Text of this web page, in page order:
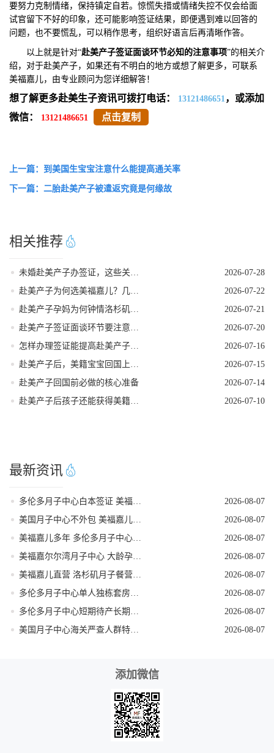
要努力克制情绪，保持镇定自若。惊慌失措或情绪失控不仅会给面
试官留下不好的印象，还可能影响签证结果，即便遇到难以回答的
问题，也不要慌乱，可以稍作思考，组织好语言后再清晰作答。
以上就是针对“赴美产子签证面谈环节必知的注意事项”的相关介
绍，对于赴美产子，如果还有不明白的地方或想了解更多，可联系
美福嘉儿，由专业顾问为您详细解答！
想了解更多赴美生子资讯可拨打电话： 13121486651 ，或添加
微信：
13121486651 点击复制
上一篇：到美国生宝宝注意什么能提高通关率
下一篇：二胎赴美产子被遣返究竟是何缘故
相关推荐
2026-07-28
2026-07-22
2026-07-21
2026-07-20
2026-07-16
2026-07-15
赴美产子回国前必做的核心准备
2026-07-14
2026-07-10
最新资讯
2026-08-07
2026-08-07
2026-08-07
2026-08-07
2026-08-07
2026-08-07
2026-08-07
2026-08-07
添加微信